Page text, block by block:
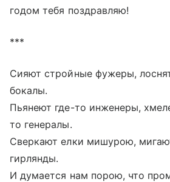
годом тебя поздравляю!
***
Сияют стройные фужеры,
бокалы.
Пьянеют где-то инженеры,
то генералы.
Сверкают елки мишурою,
гирлянды.
И думается нам порою, что